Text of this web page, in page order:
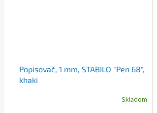
Popisovač, 1 mm, STABILO "Pen 68",
khaki
Skladom